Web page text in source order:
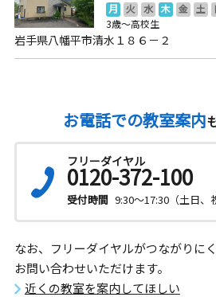
月 火 水 木 金 土
3歳～高校生
岩手県八幡平市清水１８６－２
お電話での教室案内
フリーダイヤル
0120-372-100
受付時間 9:30～17:30（土日、
なお、フリーダイヤルがつながりに
お問い合わせいただけます。
近くの教室を案内してほしい